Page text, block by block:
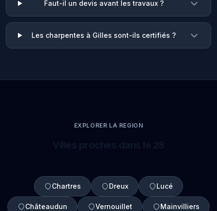
Faut-il un devis avant les travaux ?
Les charpentes à Gilles sont-ils certifiés ?
EXPLORER LA REGION
Chartres Dreux Lucé
Châteaudun Vernouillet Mainvilliers